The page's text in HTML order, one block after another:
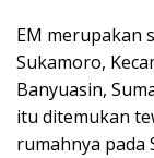
EM merupakan
Sukamoro,
Banyuasin,
itu ditemukan
rumahnya pada